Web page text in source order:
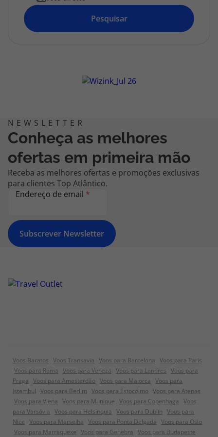
topatlantico@topatlantico.com
Pesquisar
Conheça as melhores
ofertas em primeira mão
Receba as melhores ofertas e promoções exclusivas
para clientes Top Atlântico.
Endereço de email *
Subscrever Newsletter
Voos Baratos Voos Transavia Voos para Barcelona Voos para Paris
Voos para Roma Voos para Veneza Voos para Londres Voos para
Praga Voos para Amesterdão Voos para Maiorca Voos para
Istambul Voos para Berlim Voos para Estocolmo Voos para Atenas
Voos para Viena Voos para Munique Voos para Copenhaga Voos
para Varsóvia Voos para Helsínquia Voos para Dublin Voos para
Nice Voos para Marselha Voos para Ponta Delgada Voos para Oslo
Voos para Marraquexe Voos para Genebra Voos para Budapeste